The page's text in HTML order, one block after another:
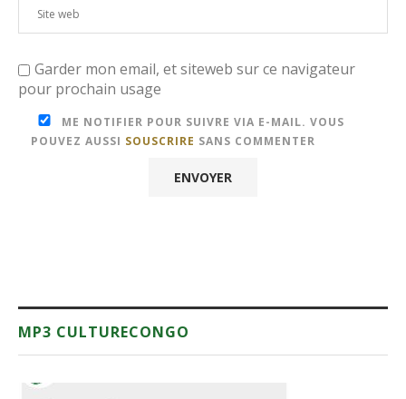
Garder mon email, et siteweb sur ce navigateur
pour prochain usage
ME NOTIFIER POUR SUIVRE VIA E-MAIL. VOUS
POUVEZ AUSSI SOUSCRIRE SANS COMMENTER
MP3 CULTURECONGO